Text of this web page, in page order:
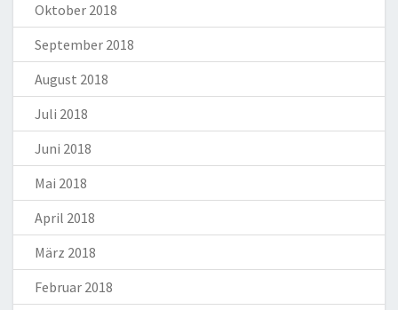
Oktober 2018
September 2018
August 2018
Juli 2018
Juni 2018
Mai 2018
April 2018
März 2018
Februar 2018